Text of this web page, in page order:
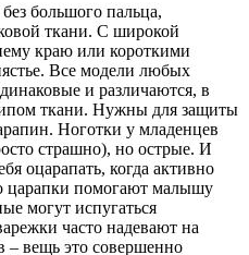
большого пальца,
ткани. С широкой
краю или короткими
Все модели любых
и различаются, в
ткани. Нужны для защиты
Ноготки у младенцев
страшно), но острые. И
оцарапать, когда активно
царапки помогают малышу
могут испугаться
часто надевают на
вещь это совершенно